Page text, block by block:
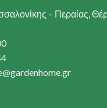
– Περαίας,